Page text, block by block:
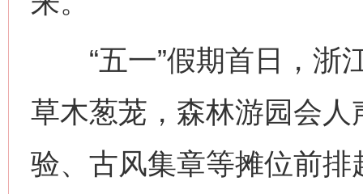
“五一”假期首日，浙
草木葱茏，森林游园会
验、古风集章等摊位前